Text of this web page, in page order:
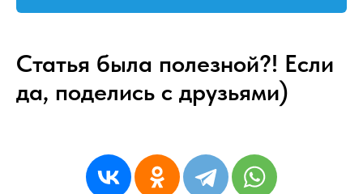
Статья была полезной?! Если
да, поделись с друзьями)